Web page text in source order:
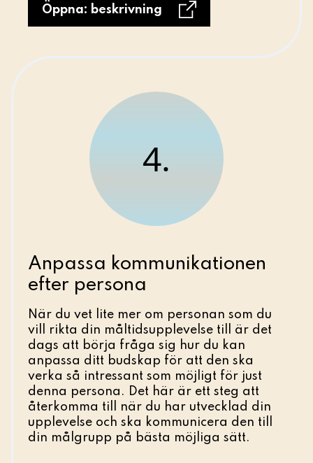
Öppna: beskrivning
Anpassa kommunikationen
efter persona
När du vet lite mer om personan som du
vill rikta din måltidsupplevelse till är det
dags att börja fråga sig hur du kan
anpassa ditt budskap för att den ska
verka så intressant som möjligt för just
denna persona. Det här är ett steg att
återkomma till när du har utvecklad din
upplevelse och ska kommunicera den till
din målgrupp på bästa möjliga sätt.
4.